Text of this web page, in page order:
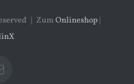
| ZumOnlineshop